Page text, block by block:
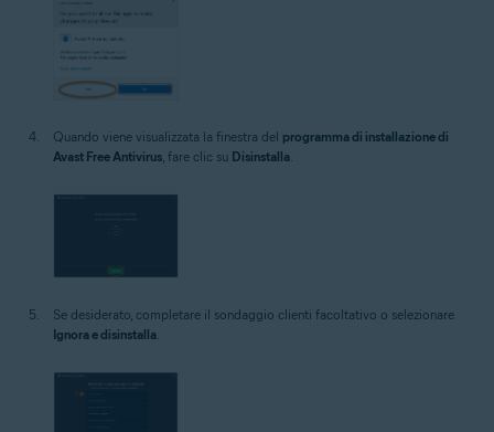
Quando viene visualizzata la finestra del programma di installazione di
Avast Free Antivirus , fare clic su Disinstalla
Se desiderato, completare il sondaggio clienti facoltativo o selezionare
Ignora e disinstalla